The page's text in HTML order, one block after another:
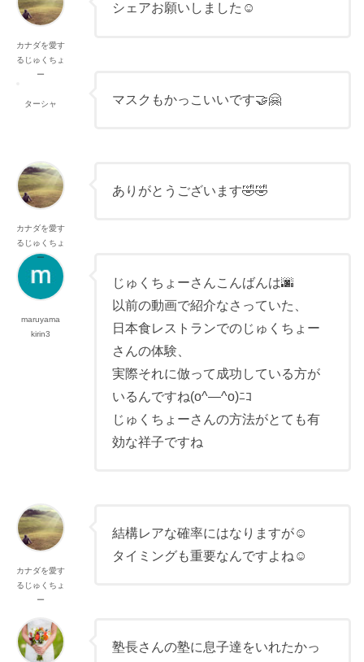
カナダを愛す
るじゅくちょ
ー
シェアお願いしました☺️
ターシャ マスクもかっこいいです🤝🤗
カナダを愛す
るじゅくちょ
ー
ありがとうございます🤣🤣
maruyama
kirin3
じゅくちょーさんこんばんは🌆
以前の動画で紹介なさっていた、
日本食レストランでのじゅくちょー
さんの体験、
実際それに倣って成功している方が
いるんですね(o^―^o)ﾆｺ
じゅくちょーさんの方法がとても有
効な祥子ですね
カナダを愛す
るじゅくちょ
ー
結構レアな確率にはなりますが☺️
タイミングも重要なんですよね☺️
塾長さんの塾に息子達をいれたかっ